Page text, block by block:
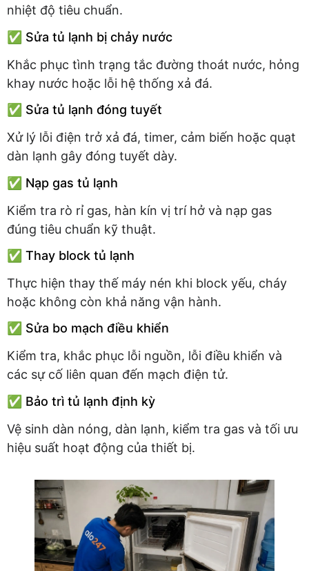
nhiệt độ tiêu chuẩn.
✅ Sửa tủ lạnh bị chảy nước
Khắc phục tình trạng tắc đường thoát nước, hỏng
khay nước hoặc lỗi hệ thống xả đá.
✅ Sửa tủ lạnh đóng tuyết
Xử lý lỗi điện trở xả đá, timer, cảm biến hoặc quạt
dàn lạnh gây đóng tuyết dày.
✅ Nạp gas tủ lạnh
Kiểm tra rò rỉ gas, hàn kín vị trí hở và nạp gas
đúng tiêu chuẩn kỹ thuật.
✅ Thay block tủ lạnh
Thực hiện thay thế máy nén khi block yếu, cháy
hoặc không còn khả năng vận hành.
✅ Sửa bo mạch điều khiển
Kiểm tra, khắc phục lỗi nguồn, lỗi điều khiển và
các sự cố liên quan đến mạch điện tử.
✅ Bảo trì tủ lạnh định kỳ
Vệ sinh dàn nóng, dàn lạnh, kiểm tra gas và tối ưu
hiệu suất hoạt động của thiết bị.